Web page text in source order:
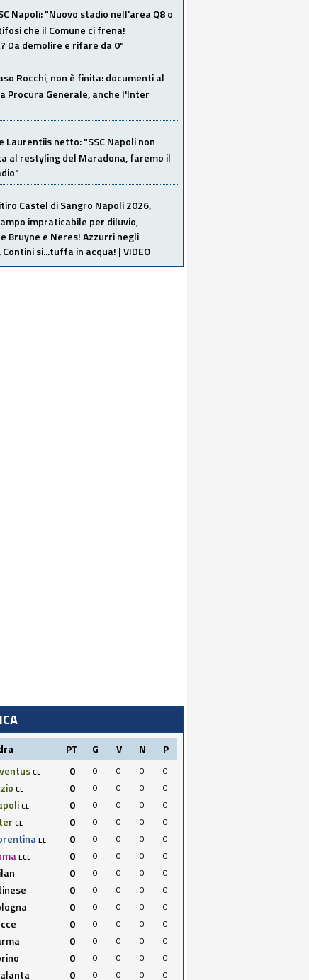
Napoli: "Nuovo stadio nell'area Q8 o
che il Comune ci frena!
Da demolire e rifare da 0"
Rocchi, non è finita: documenti al
Procura Generale, anche l'Inter
Laurentiis netto: "SSC Napoli non
al restyling del Maradona, faremo il
Castel di Sangro Napoli 2026,
impraticabile per diluvio,
Bruyne e Neres! Azzurri negli
si...tuffa in acqua! | VIDEO
PT G V N P
CL 0 0 0 0
0
CL 0 0 0 0
0
CL 0 0 0 0
0
CL 0 0 0 0
0
EL 0 0 0 0
0
ECL 0 0 0 0
0
0 0 0 0
0
0 0 0 0
0
0 0 0 0
0
0 0 0 0
0
0 0 0 0
0
0 0 0 0
0
0 0 0 0 0